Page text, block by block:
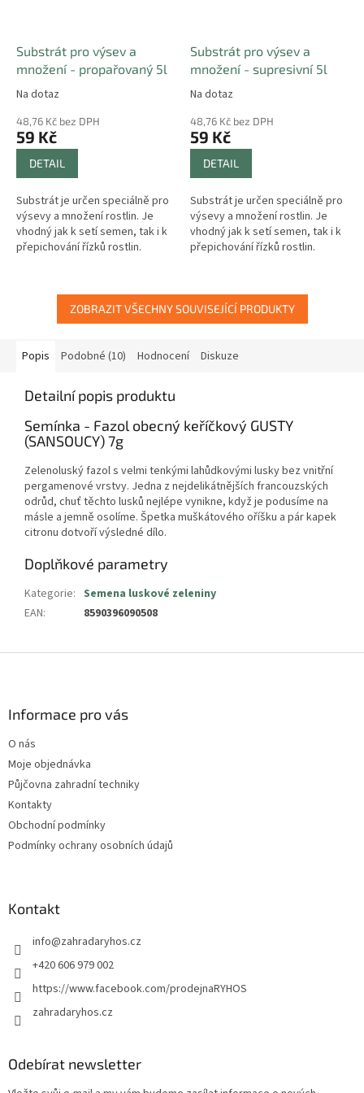
Substrát pro výsev a
množení - propařovaný 5l
Na dotaz
48,76 Kč bez DPH
59 Kč
DETAIL
Substrát je určen speciálně pro
výsevy a množení rostlin. Je
vhodný jak k setí semen, tak i k
přepichování řízků rostlin.
Substrát pro výsev a
množení - supresivní 5l
Na dotaz
48,76 Kč bez DPH
59 Kč
DETAIL
Substrát je určen speciálně pro
výsevy a množení rostlin. Je
vhodný jak k setí semen, tak i k
přepichování řízků rostlin.
ZOBRAZIT VŠECHNY SOUVISEJÍCÍ PRODUKTY
Popis Podobné (10) Hodnocení Diskuze
Detailní popis produktu
Semínka - Fazol obecný keříčkový GUSTY
(SANSOUCY) 7g
Zelenoluský fazol s velmi tenkými lahůdkovými lusky bez vnitřní
pergamenové vrstvy. Jedna z nejdelikátnějších francouzských
odrůd, chuť těchto lusků nejlépe vynikne, když je podusíme na
másle a jemně osolíme. Špetka muškátového oříšku a pár kapek
citronu dotvoří výsledné dílo.
Doplňkové parametry
Kategorie: Semena luskové zeleniny
EAN: 8590396090508
Informace pro vás
O nás
Moje objednávka
Půjčovna zahradní techniky
Kontakty
Obchodní podmínky
Podmínky ochrany osobních údajů
Kontakt
info@zahradaryhos.cz
+420 606 979 002
https://www.facebook.com/prodejnaRYHOS
zahradaryhos.cz
Odebírat newsletter